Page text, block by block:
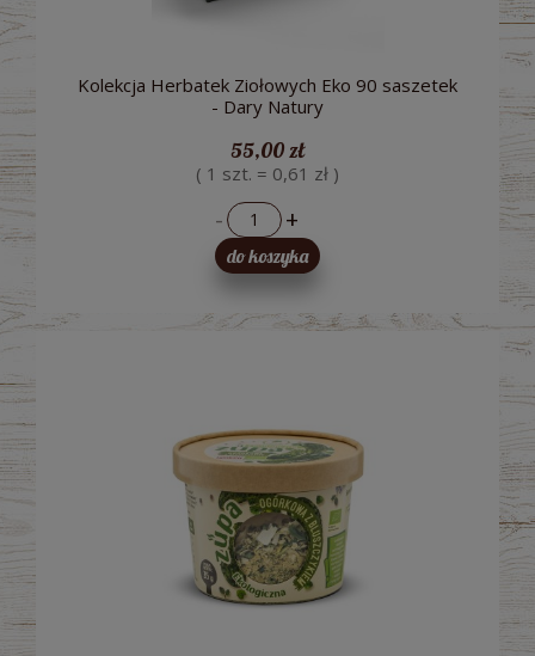
Kolekcja Herbatek Ziołowych Eko 90 saszetek
- Dary Natury
55,00 zł
( 1 szt. = 0,61 zł )
- +
do koszyka